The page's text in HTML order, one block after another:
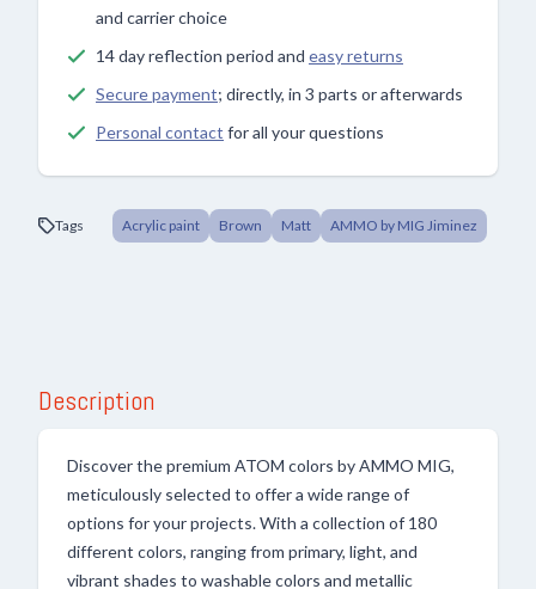
and carrier choice
14 day reflection period and easy returns
Secure payment; directly, in 3 parts or afterwards
Personal contact for all your questions
Tags Acrylic paint Brown Matt AMMO by MIG Jiminez
Description
Discover the premium ATOM colors by AMMO MIG,
meticulously selected to offer a wide range of
options for your projects. With a collection of 180
different colors, ranging from primary, light, and
vibrant shades to washable colors and metallic